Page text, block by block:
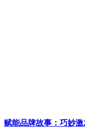
赋能品牌故事：巧妙